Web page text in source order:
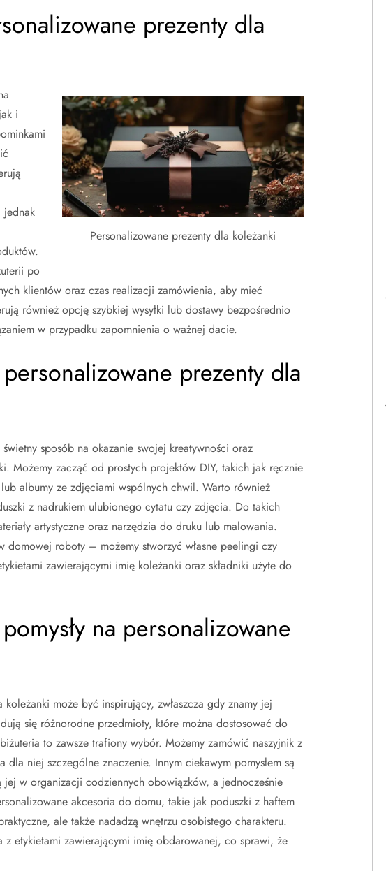
prezenty dla
Personalizowane prezenty dla koleżanki
i
jednak
po
klientów oraz czas realizacji zamówienia, aby mieć
również opcję szybkiej wysyłki lub dostawy bezpośrednio
w przypadku zapomnienia o ważnej dacie.
prezenty dla
sposób na okazanie swojej kreatywności oraz
Możemy zacząć od prostych projektów DIY, takich jak ręcznie
albumy ze zdjęciami wspólnych chwil. Warto również
z nadrukiem ulubionego cytatu czy zdjęcia. Do takich
artystyczne oraz narzędzia do druku lub malowania.
domowej roboty – możemy stworzyć własne peelingi czy
zawierającymi imię koleżanki oraz składniki użyte do
na personalizowane
może być inspirujący, zwłaszcza gdy znamy jej
się różnorodne przedmioty, które można dostosować do
to zawsze trafiony wybór. Możemy zamówić naszyjnik z
niej szczególne znaczenie. Innym ciekawym pomysłem są
w organizacji codziennych obowiązków, a jednocześnie
akcesoria do domu, takie jak poduszki z haftem
ale także nadadzą wnętrzu osobistego charakteru.
etykietami zawierającymi imię obdarowanej, co sprawi, że